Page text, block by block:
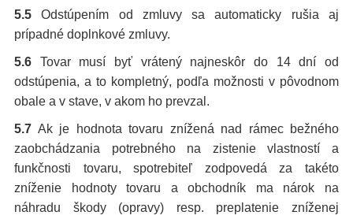
5.5 Odstúpením od zmluvy sa automaticky rušia aj
prípadné doplnkové zmluvy.
5.6 Tovar musí byť vrátený najneskôr do 14 dní od
odstúpenia, a to kompletný, podľa možnosti v pôvodnom
obale a v stave, v akom ho prevzal.
5.7 Ak je hodnota tovaru znížená nad rámec bežného
zaobchádzania potrebného na zistenie vlastností a
funkčnosti tovaru, spotrebiteľ zodpovedá za takéto
zníženie hodnoty tovaru a obchodník ma nárok na
náhradu škody (opravy) resp. preplatenie zníženej